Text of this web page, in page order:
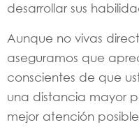
desarrollar sus
Aunque no vivas
aseguramos que
conscientes de que
una distancia mayor
mejor atención